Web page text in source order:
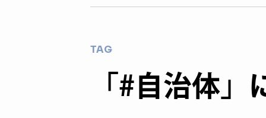
TAG
「#自治体」